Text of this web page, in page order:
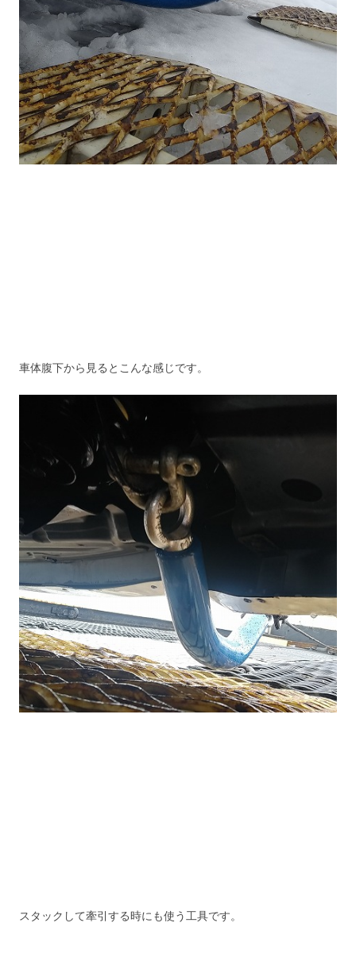
車体腹下から見るとこんな感じです。
スタックして牽引する時にも使う工具です。